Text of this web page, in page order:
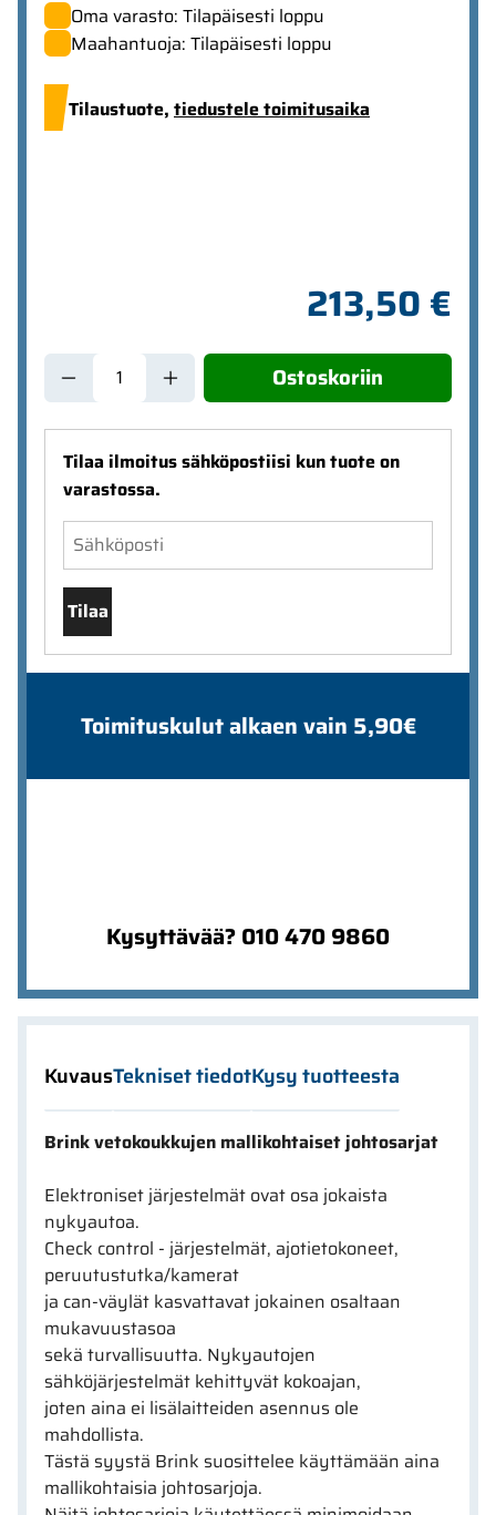
Oma varasto: Tilapäisesti loppu
Maahantuoja: Tilapäisesti loppu
Tilaustuote, tiedustele toimitusaika
213,50 €
Ostoskoriin
Tilaa ilmoitus sähköpostiisi kun tuote on
varastossa.
Tilaa
Toimituskulut alkaen vain 5,90€
Kysyttävää? 010 470 9860
KuvausTekniset tiedotKysy tuotteesta
Brink vetokoukkujen mallikohtaiset johtosarjat
Elektroniset järjestelmät ovat osa jokaista
nykyautoa.
Check control - järjestelmät, ajotietokoneet,
peruutustutka/kamerat
ja can-väylät kasvattavat jokainen osaltaan
mukavuustasoa
sekä turvallisuutta. Nykyautojen
sähköjärjestelmät kehittyvät kokoajan,
joten aina ei lisälaitteiden asennus ole
mahdollista.
Tästä syystä Brink suosittelee käyttämään aina
mallikohtaisia johtosarjoja.